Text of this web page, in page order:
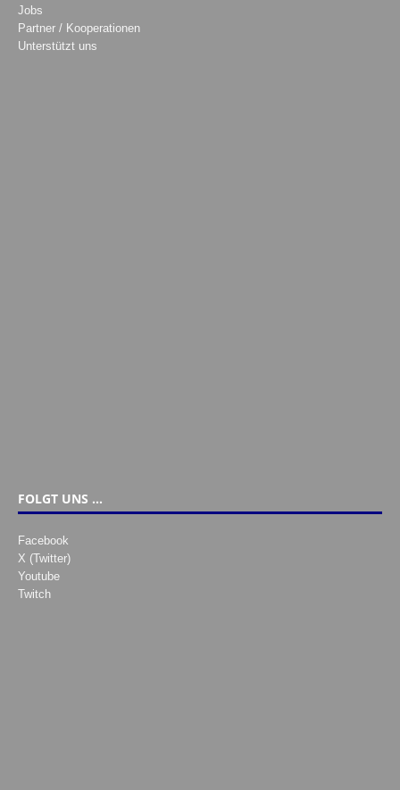
Jobs
Partner / Kooperationen
Unterstützt uns
FOLGT UNS …
Facebook
X (Twitter)
Youtube
Twitch